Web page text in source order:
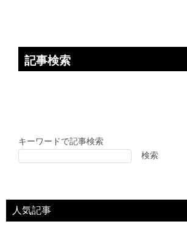
記事検索
キーワードで記事検索
検索
人気記事